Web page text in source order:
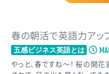
春の朝活で英語力アッ
五感ビジネス英語とは
やっと、春ですね〜！ 桜の開花